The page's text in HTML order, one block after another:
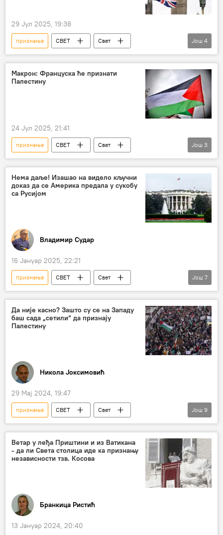
29 Јул 2025, 19:38
признање СВЕТ
Свет
израелско-палестински сукоб
Газа
Велика Британија
Још 4
Макрон: Француска ће признати
Палестину
24 Јул 2025, 21:41
признање СВЕТ
Свет
Француска
Емануел Макрон
Палестина
УН
Још 3
Нема даље! Изашао на видело кључни
доказ да се Америка предала у сукобу
са Русијом
Владимир Судар
16 Јануар 2025, 22:21
признање СВЕТ
Свет
Свет – политика
САД
Џозеф Бајден
пораз
Русија
Специјална војна операција у Украјини – вести
Још 7
Да није касно? Зашто су се на Западу
баш сада „сетили“ да признају
Палестину
Никола Јоксимовић
29 Мај 2024, 19:47
признање СВЕТ
Свет
Свет – политика
Анализе и мишљења
Палестина
независност
Норвешка
Ирска
Словенија
Шпанија
Још 9
Ветар у леђа Приштини и из Ватикана
- да ли Света столица иде ка признању
независности тзв. Косова
Бранкица Ристић
13 Јануар 2024, 20:40